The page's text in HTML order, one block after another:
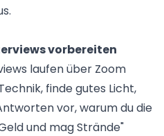
vorbereiten
laufen über Zoom
finde gutes Licht,
vor, warum du die
und mag Strände"